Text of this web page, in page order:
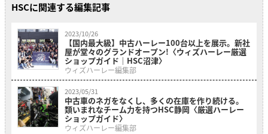
HSCに関連する編集記事
2023/10/26
【国内最大級】中古ハーレー100台以上を展示。新社
屋が堂々のグランドオープン!〈ウィズハーレー厳選
ショップガイド｜HSC沼津〉
ウィズハーレー編集部
2023/05/31
中古車のネガをなくし、多くの在庫を作り続ける。
類いまれなチーム力を持つHSC静岡〈厳選ハーレー
ショップガイド〉
ウィズハーレー編集部